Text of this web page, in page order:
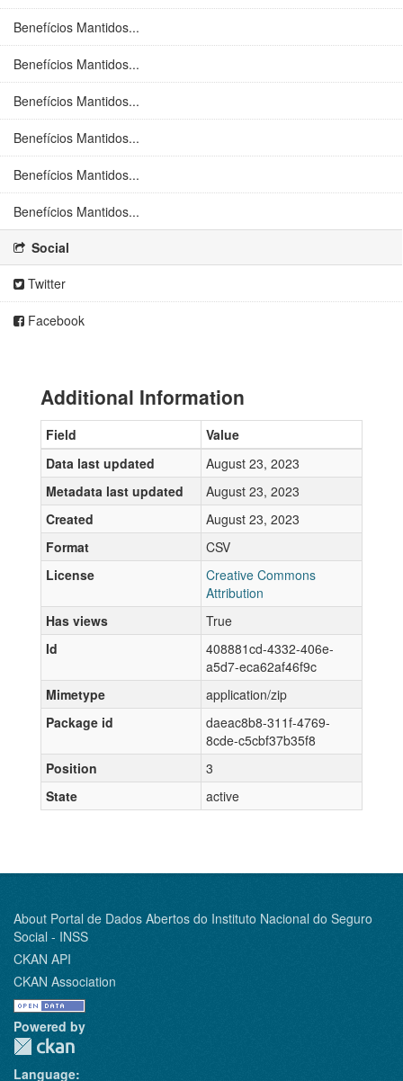
Benefícios Mantidos...
Benefícios Mantidos...
Benefícios Mantidos...
Benefícios Mantidos...
Benefícios Mantidos...
Benefícios Mantidos...
Social
Twitter
Facebook
Additional Information
Field
Value
Data last updated
August 23, 2023
Metadata last updated
August 23, 2023
Created
August 23, 2023
Format
CSV
License
Creative Commons
Attribution
Has views
True
Id
408881cd-4332-406e-
a5d7-eca62af46f9c
Mimetype
application/zip
Package id
daeac8b8-311f-4769-
8cde-c5cbf37b35f8
Position
3
State
active
About Portal de Dados Abertos do Instituto Nacional do Seguro
Social - INSS
CKAN API
CKAN Association
Powered by
Language